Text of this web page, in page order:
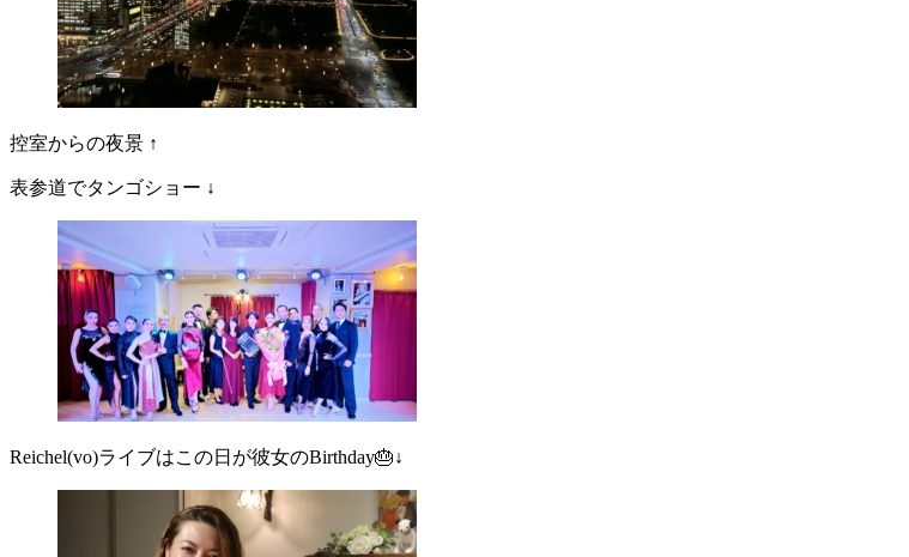
控室からの夜景 ↑
表参道でタンゴショー ↓
Reichel(vo)ライブはこの日が彼女のBirthday🎂↓